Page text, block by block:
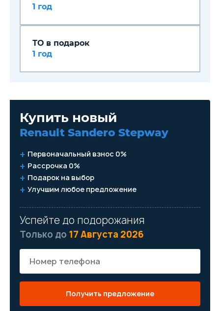
1 год
ТО в подарок
1 год
Купить новый
Renault Sandero Stepway
Первоначальный взнос 0%
Рассрочка 0%
Подарок на выбор
Улучшим любое предложение
Успейте до подорожания
Только до 17 Августа 2026
Получить предложение